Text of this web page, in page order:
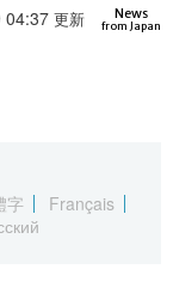
繁體字
العربية
Images
お知らせ
News
from Japan
04:37 更新
字
Français